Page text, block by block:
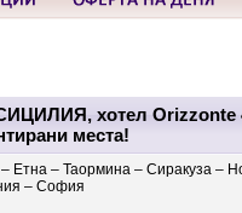
хотел Orizzonte
места!
Етна – Таормина – Сиракуза –
– София